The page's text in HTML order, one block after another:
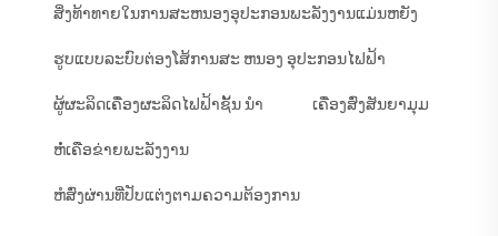
ສິ່ງທ້າທາຍໃນການສະຫນອງອຸປະກອນພະລັງງານແມ່ນຫຍັງ
ຮູບແບບລະບົບຕ່ອງໂສ້ການສະ ຫນອງ ອຸປະກອນໄຟຟ້າ
ຜູ້ຜະລິດເຄື່ອງຜະລິດໄຟຟ້າຊັ້ນ ນໍາ ເຄື່ອງສົ່ງສັນຍາມຸມ
ຫໍ່ເຄືອຂ່າຍພະລັງງານ
ຫໍສົ່ງຜ່ານທີ່ປັບແຕ່ງຕາມຄວາມຕ້ອງການ